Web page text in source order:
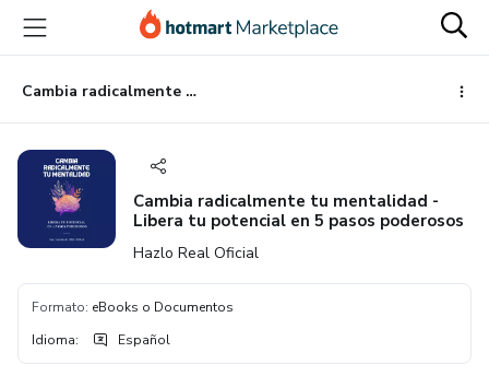
principal
página
de
página
Cambia radicalmente tu mentalidad - Libera tu potencial en 5 pasos poderosos
Cambia radicalmente tu mentalidad -
Libera tu potencial en 5 pasos poderosos
Hazlo Real Oficial
Formato: eBooks o Documentos
Idioma: Español